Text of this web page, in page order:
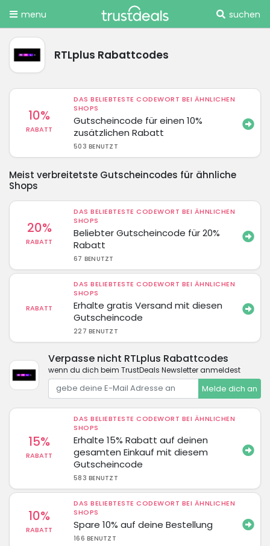
menu suchen
RTLplus Rabattcodes
10%
RABATT
DAS BELIEBTESTE CODEWORT BEI ÄHNLICHEN
SHOPS
Gutscheincode für einen 10%
zusätzlichen Rabatt
503 BENUTZT
Meist verbreitetste Gutscheincodes für ähnliche
Shops
20%
RABATT
DAS BELIEBTESTE CODEWORT BEI ÄHNLICHEN
SHOPS
Beliebter Gutscheincode für 20%
Rabatt
67 BENUTZT
RABATT
DAS BELIEBTESTE CODEWORT BEI ÄHNLICHEN
SHOPS
Erhalte gratis Versand mit diesen
Gutscheincode
227 BENUTZT
Verpasse nicht RTLplus Rabattcodes
wenn du dich beim TrustDeals Newsletter anmeldest
Melde dich an
15%
RABATT
DAS BELIEBTESTE CODEWORT BEI ÄHNLICHEN
SHOPS
Erhalte 15% Rabatt auf deinen
gesamten Einkauf mit diesem
Gutscheincode
583 BENUTZT
10%
RABATT
DAS BELIEBTESTE CODEWORT BEI ÄHNLICHEN
SHOPS
Spare 10% auf deine Bestellung
166 BENUTZT